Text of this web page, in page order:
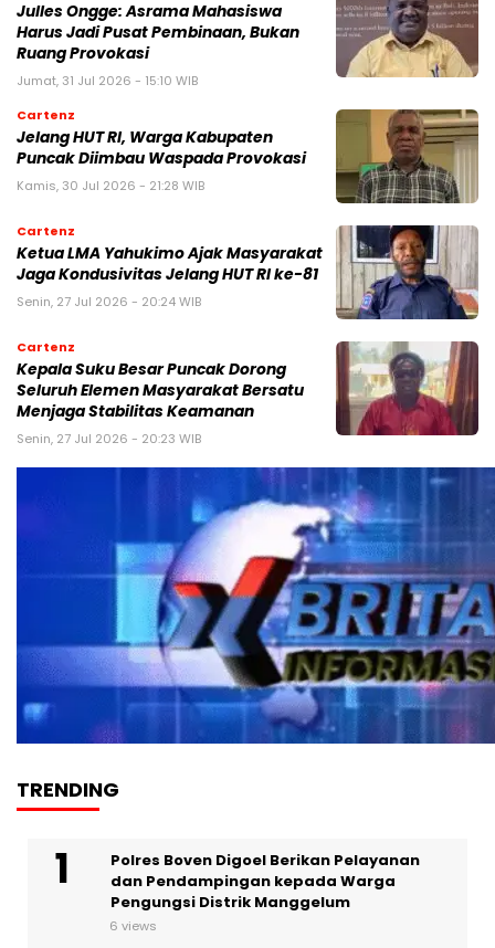
Julles Ongge: Asrama Mahasiswa
Harus Jadi Pusat Pembinaan, Bukan
Ruang Provokasi
Jumat, 31 Jul 2026 - 15:10 WIB
Cartenz
Jelang HUT RI, Warga Kabupaten
Puncak Diimbau Waspada Provokasi
Kamis, 30 Jul 2026 - 21:28 WIB
Cartenz
Ketua LMA Yahukimo Ajak Masyarakat
Jaga Kondusivitas Jelang HUT RI ke-81
Senin, 27 Jul 2026 - 20:24 WIB
Cartenz
Kepala Suku Besar Puncak Dorong
Seluruh Elemen Masyarakat Bersatu
Menjaga Stabilitas Keamanan
Senin, 27 Jul 2026 - 20:23 WIB
TRENDING
Polres Boven Digoel Berikan Pelayanan
dan Pendampingan kepada Warga
Pengungsi Distrik Manggelum
6 views